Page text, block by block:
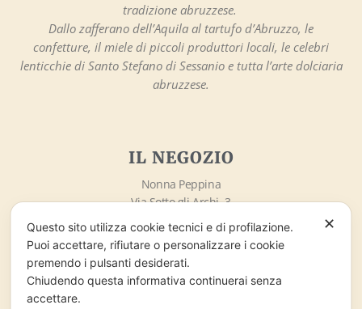
tradizione abruzzese.
Dallo zafferano dell’Aquila al tartufo d’Abruzzo, le
confetture, il miele di piccoli produttori locali, le celebri
lenticchie di Santo Stefano di Sessanio e tutta l’arte dolciaria
abruzzese.
IL NEGOZIO
Nonna Peppina
Via Sotto gli Archi, 3
67020 – Santo Stefano di Sessanio (AQ)
info@nonnapeppina.it
Market lo Chalet di Marzaro Antonio
P.Iva 01998380669
✕
Questo sito utilizza cookie tecnici e di profilazione.
Puoi accettare, rifiutare o personalizzare i cookie
premendo i pulsanti desiderati.
Chiudendo questa informativa continuerai senza
accettare.